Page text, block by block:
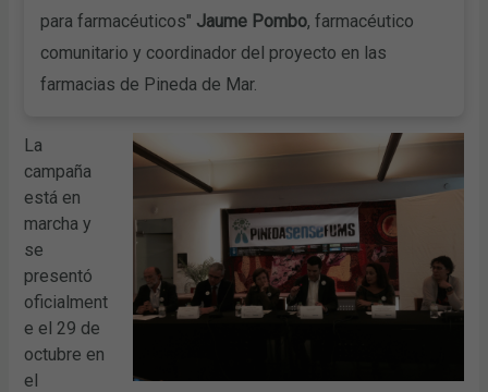
para farmacéuticos" Jaume Pombo, farmacéutico
comunitario y coordinador del proyecto en las
farmacias de Pineda de Mar.
La
campaña
está en
marcha y
se
presentó
oficialment
e el 29 de
octubre en
el